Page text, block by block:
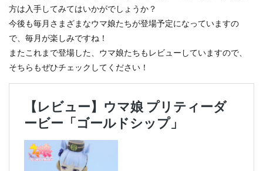
方は入手してみてはいかがでしょうか？
今後も毎月さまざまなウマ娘たちが登場予定になっていますの
で、毎月が楽しみですね！
またこれまで登場した、ウマ娘たちもレビューしていますので、
そちらもぜひチェックしてください！